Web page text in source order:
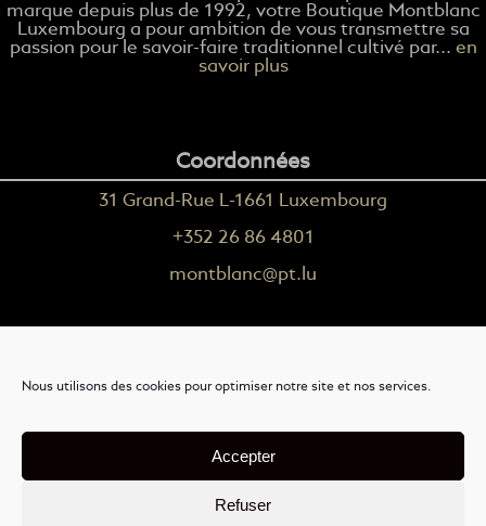
Nous utilisons des cookies pour optimiser notre site et nos services.
Accepter
Refuser
marque depuis plus de 1992, votre Boutique Montblanc
Luxembourg a pour ambition de vous transmettre sa
passion pour le savoir-faire traditionnel cultivé par... en
savoir plus
Coordonnées
31 Grand-Rue L-1661 Luxembourg
+352 26 86 4801
montblanc@pt.lu
Mention légales